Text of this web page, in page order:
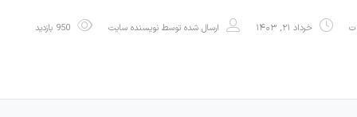
خرداد ۲۱, ۱۴۰۳ ارسال شده توسط نویسنده سایت